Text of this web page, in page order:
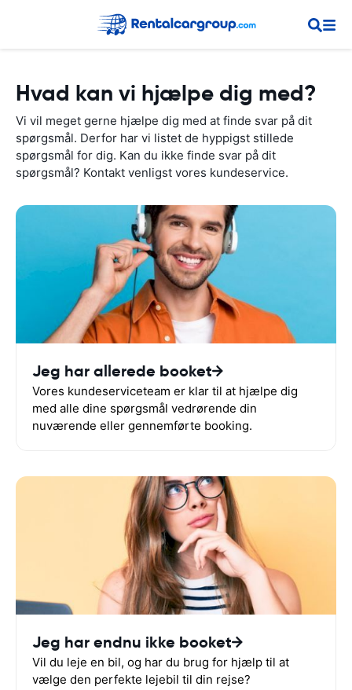
Hvad kan vi hjælpe dig med?
Vi vil meget gerne hjælpe dig med at finde svar på dit
spørgsmål. Derfor har vi listet de hyppigst stillede
spørgsmål for dig. Kan du ikke finde svar på dit
spørgsmål? Kontakt venligst vores kundeservice.
Jeg har allerede booket
Vores kundeserviceteam er klar til at hjælpe dig
med alle dine spørgsmål vedrørende din
nuværende eller gennemførte booking.
Jeg har endnu ikke booket
Vil du leje en bil, og har du brug for hjælp til at
vælge den perfekte lejebil til din rejse?